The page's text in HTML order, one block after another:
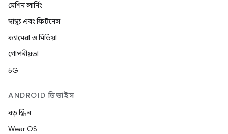
মেশিন লার্নিং
স্বাস্থ্য এবং ফিটনেস
ক্যামেরা ও মিডিয়া
গোপনীয়তা
5G
ANDROID ডিভাইস
বড় স্ক্রিন
Wear OS